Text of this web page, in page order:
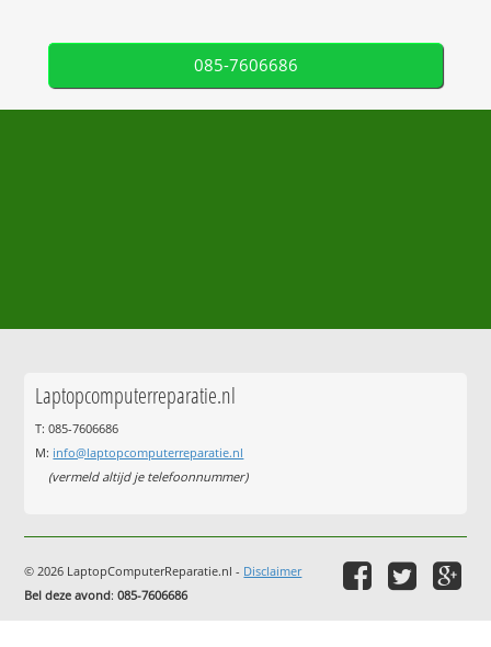
085-7606686
Laptopcomputerreparatie.nl
T: 085-7606686
M: info@laptopcomputerreparatie.nl
(vermeld altijd je telefoonnummer)
© 2026 LaptopComputerReparatie.nl - Disclaimer
Bel deze avond:085-7606686